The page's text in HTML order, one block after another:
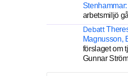
Stenhammar:
arbetsmiljö
Debatt
Magnusson,
förslaget om
Gunnar